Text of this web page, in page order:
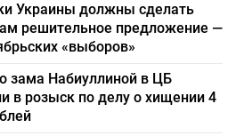
Украины должны сделать
решительное предложение —
«выборов»
зама Набиуллиной в ЦБ
в розыск по делу о хищении 4